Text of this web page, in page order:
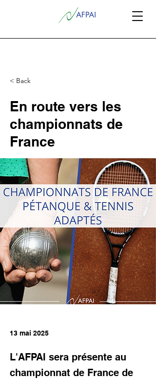
< Back
En route vers les
championnats de
France
13 mai 2025
L'AFPAI sera présente au
championnat de France de